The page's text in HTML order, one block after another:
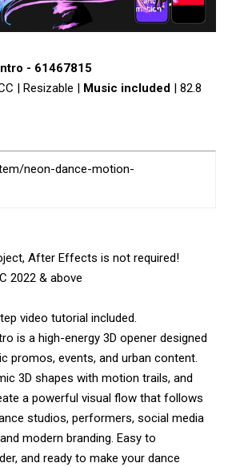
- 61467815
| Resizable | Music included | 82.8
neon-dance-motion-
After Effects is not required!
2022 & above
video tutorial included.
is a high-energy 3D opener designed
promos, events, and urban content.
3D shapes with motion trails, and
a powerful visual flow that follows
studios, performers, social media
modern branding. Easy to
and ready to make your dance